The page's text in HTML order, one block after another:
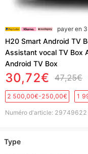
payer en
H20 Smart Android TV
Assistant vocal TV Box
Android TV Box
30,72€ 47,25€
2 500,00€-250,00€ 1
Numéro d'article: 29749622
Type